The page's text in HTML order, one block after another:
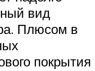
вид
Плюсом в
покрытия